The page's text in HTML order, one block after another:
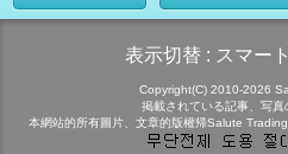
表示切替 : スマー
Copyright(C) 2010-2026
掲載されている記事、写真
本網站的所有圖片、文章的版權帰Salute